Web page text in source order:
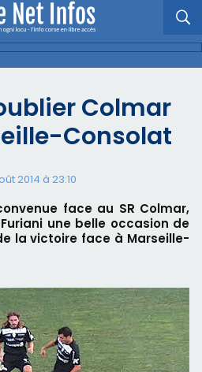
Colmar
Consolat
2014 à 23:10
face au SR Colmar,
une belle occasion de
la victoire face à Marseille-